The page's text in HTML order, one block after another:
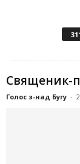
Священик-
Голос з-над Бугу -